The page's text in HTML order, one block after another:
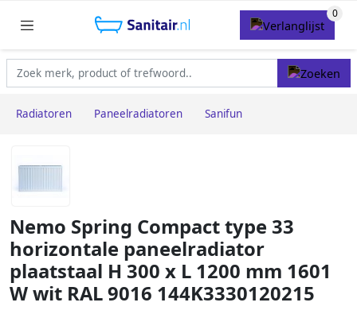
Radiatoren Paneelradiatoren Sanifun
Nemo Spring Compact type 33
horizontale paneelradiator
plaatstaal H 300 x L 1200 mm 1601
W wit RAL 9016 144K3330120215